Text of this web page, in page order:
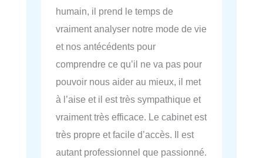
humain, il prend le temps de
vraiment analyser notre mode de vie
et nos antécédents pour
comprendre ce qu’il ne va pas pour
pouvoir nous aider au mieux, il met
à l’aise et il est très sympathique et
vraiment très efficace. Le cabinet est
très propre et facile d’accès. Il est
autant professionnel que passionné.